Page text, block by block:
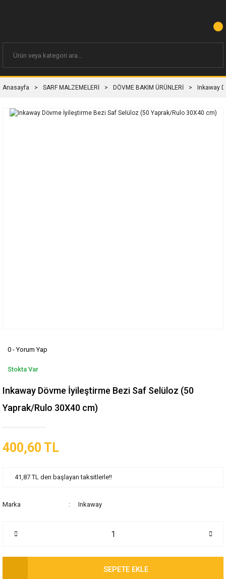
Anasayfa SARF MALZEMELERİ DÖVME BAKIM ÜRÜNLERİ Inkaway
0 - Yorum Yap
Stokta Var
Inkaway Dövme İyileştirme Bezi Saf Selüloz (50
Yaprak/Rulo 30X40 cm)
400,60 TL
41,87 TL den başlayan taksitlerle!!
Marka Inkaway
SEPETE EKLE